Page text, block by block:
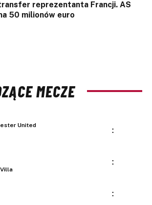
reprezentanta Francji. AS
50 milionów euro
MECZE
United
:
:
: